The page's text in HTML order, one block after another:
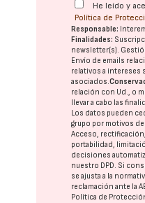
He leído y
Política de
Responsable:
Finalidades:
newsletter(s).
Envío de emails
relativos a intereses
asociados.
relación con Ud., o
llevar a cabo las
Los datos pueden
grupo por motivos
Acceso,
portabilidad,
decisiones
nuestro DPD. Si
se ajusta a la
reclamación ante la
Política de